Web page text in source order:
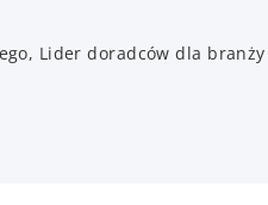
Lider doradców dla